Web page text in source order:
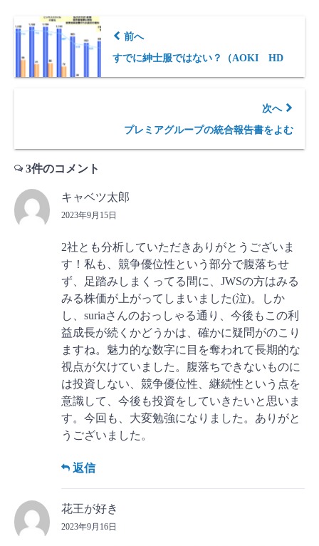
前へ
すでに紳士服ではない？（AOKI HD
次へ
プレミアグループの統合報告書をよむ
3件のコメント
キャベツ太郎
2023年9月15日
2社とも分析していただきありがとうございま
す！私も、競争優位性という部分で腹落ちせ
ず、足踏みしまくってる間に、JWSの方はみる
みる株価が上がってしまいました(泣)。しか
し、suriaさんのおっしゃる通り、今後もこの利
益成長が続くかどうかは、確かに疑問がのこり
ますね。魅力的な数字に目を奪われて長期的な
視点が欠けていました。腹落ちできないものに
は投資しない、競争優位性、継続性という点を
意識して、今後も投資をしていきたいと思いま
す。今回も、大変勉強になりました。ありがと
うございました。
返信
花王が好き
2023年9月16日